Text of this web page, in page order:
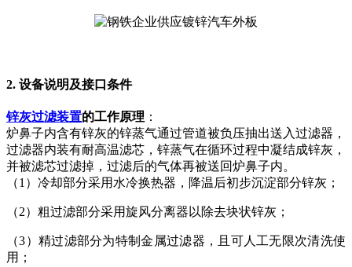
2. 设备说明及接口条件
锌灰过滤装置的工作原理 ：
炉鼻子内含有锌灰的锌蒸气通过管道被负压抽出送入过滤器，
过滤器内装有耐高温滤芯，锌蒸气在循环过程中凝结成锌灰，
并被滤芯过滤掉，过滤后的气体再被送回炉鼻子内。
（1）冷却部分采用水冷换热器，降温后初步沉淀部分锌灰；
（2）粗过滤部分采用旋风分离器以除去块状锌灰；
（3）精过滤部分为特制金属过滤器，且可人工无限次清洗使
用；